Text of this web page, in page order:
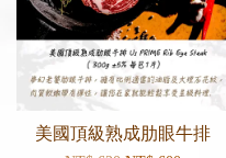
美國頂級熟成肋眼牛排